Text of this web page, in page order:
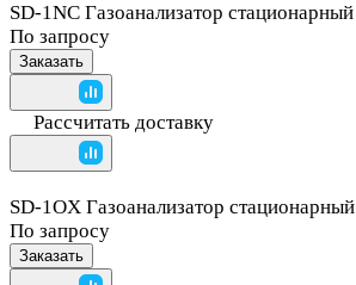
SD-1NC Газоанализатор стационарный
По запросу
Заказать
Рассчитать доставку
SD-1OX Газоанализатор стационарный
По запросу
Заказать